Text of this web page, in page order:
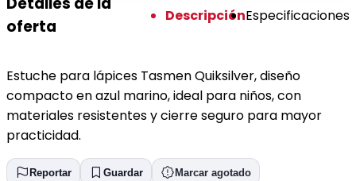
oferta
DescripciónEspecificaciones
Estuche para lápices Tasmen Quiksilver, diseño
compacto en azul marino, ideal para niños, con
materiales resistentes y cierre seguro para mayor
practicidad.
Reportar Guardar Marcar agotado